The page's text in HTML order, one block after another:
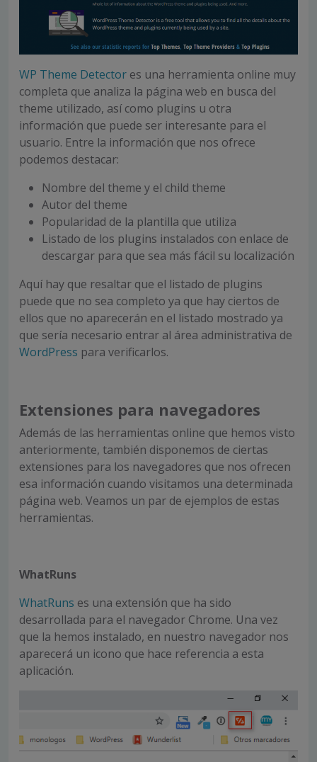
WP Theme Detector es una herramienta online muy
completa que analiza la página web en busca del
theme utilizado, así como plugins u otra
información que puede ser interesante para el
usuario. Entre la información que nos ofrece
podemos destacar:
Nombre del theme y el child theme
Autor del theme
Popularidad de la plantilla que utiliza
Listado de los plugins instalados con enlace de
descargar para que sea más fácil su localización
Aquí hay que resaltar que el listado de plugins
puede que no sea completo ya que hay ciertos de
ellos que no aparecerán en el listado mostrado ya
que sería necesario entrar al área administrativa de
WordPress para verificarlos.
Extensiones para navegadores
Además de las herramientas online que hemos visto
anteriormente, también disponemos de ciertas
extensiones para los navegadores que nos ofrecen
esa información cuando visitamos una determinada
página web. Veamos un par de ejemplos de estas
herramientas.
WhatRuns
WhatRuns es una extensión que ha sido
desarrollada para el navegador Chrome. Una vez
que la hemos instalado, en nuestro navegador nos
aparecerá un icono que hace referencia a esta
aplicación.